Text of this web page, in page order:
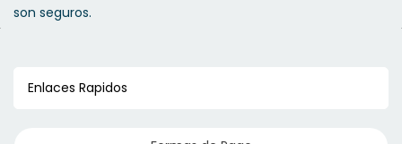
son seguros.
Enlaces Rapidos